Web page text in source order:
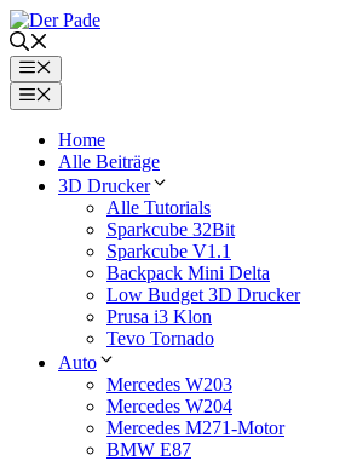
Zum
Inhalt
springenMenü
Menü
Home
Alle Beiträge
3D Drucker
Alle Tutorials
Sparkcube 32Bit
Sparkcube V1.1
Backpack Mini Delta
Low Budget 3D Drucker
Prusa i3 Klon
Tevo Tornado
Auto
Mercedes W203
Mercedes W204
Mercedes M271-Motor
BMW E87